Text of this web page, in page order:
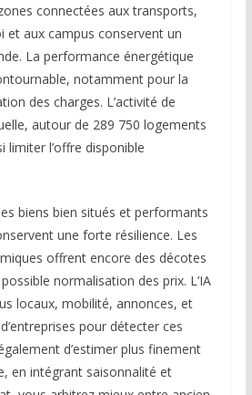
connectées aux transports,
et aux campus conservent un
La performance énergétique
notamment pour la
des charges. L’activité de
autour de 289 750 logements
limiter l’offre disponible
biens bien situés et performants
une forte résilience. Les
offrent encore des décotes
normalisation des prix. L’IA
locaux, mobilité, annonces, et
pour détecter ces
d’estimer plus finement
en intégrant saisonnalité et